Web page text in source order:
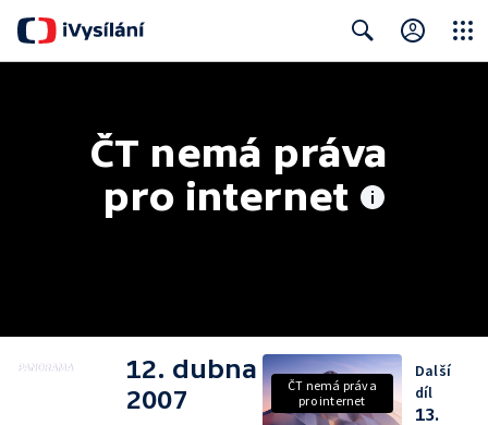
ČT nemá práva
pro internet
12. dubna
2007
ČT nemá práva
pro internet
Další
díl
13.